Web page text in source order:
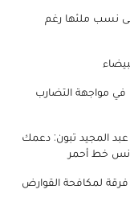
نسب ملئها رغم
في مواجهة التضارب
عبد المجيد تبون: دعمك
خط أحمر
لمكافحة القوارض